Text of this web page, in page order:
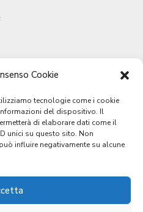
Cookie
tecnologie come i cookie
del dispositivo. Il
di elaborare dati come il
unici su questo sito. Non
influire negativamente su alcune
2019. Tutti i diretti riservati.